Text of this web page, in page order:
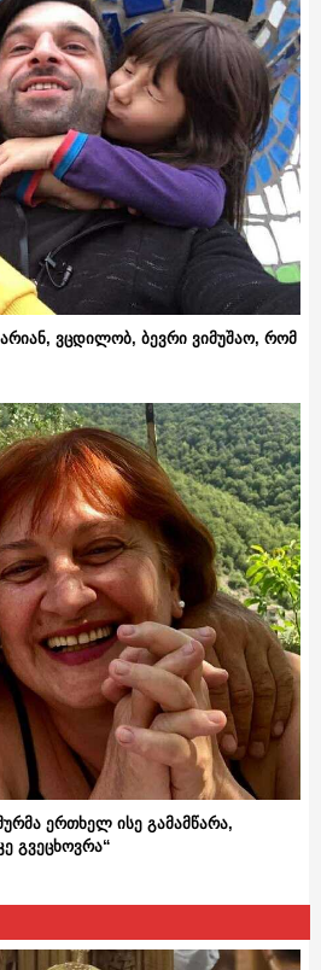
ვცდილობ, ბევრი ვიმუშაო, რომ
ერთხელ ისე გამამწარა,
გვეცხოვრა“